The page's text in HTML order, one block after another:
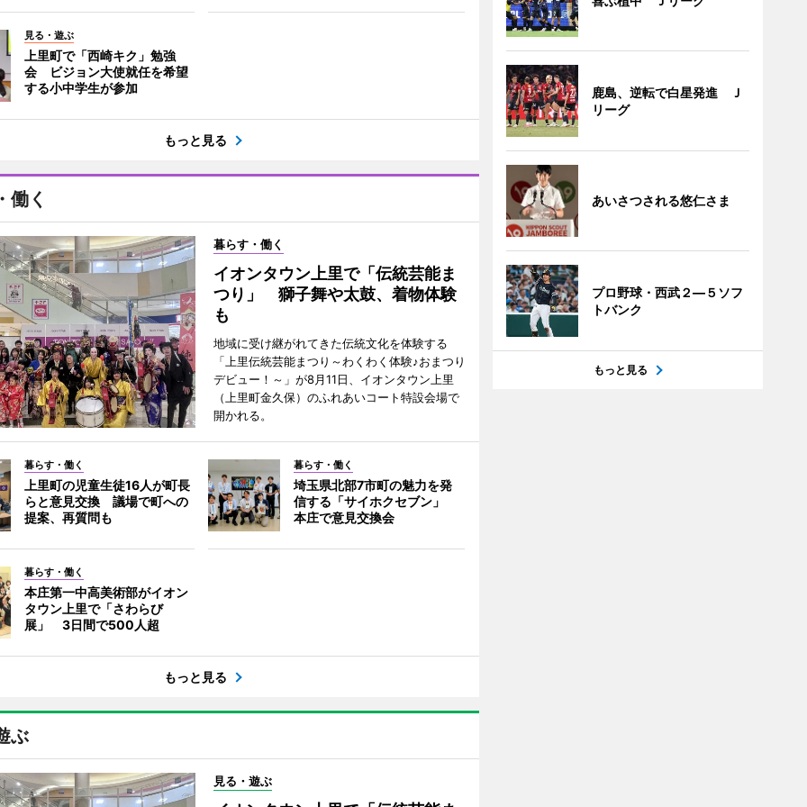
見る・遊ぶ
上里町で「西崎キク」勉強
会 ビジョン大使就任を希望
する小中学生が参加
もっと見る
働く
暮らす・働く
イオンタウン上里で「伝統芸能ま
つり」 獅子舞や太鼓、着物体験
も
地域に受け継がれてきた伝統文化を体験する
「上里伝統芸能まつり～わくわく体験♪おまつり
デビュー！～」が8月11日、イオンタウン上里
（上里町金久保）のふれあいコート特設会場で
開かれる。
暮らす・働く
上里町の児童生徒16人が町長
らと意見交換 議場で町への
提案、再質問も
暮らす・働く
埼玉県北部7市町の魅力を発
信する「サイホクセブン」
本庄で意見交換会
暮らす・働く
本庄第一中高美術部がイオン
タウン上里で「さわらび
展」 3日間で500人超
もっと見る
ぶ
見る・遊ぶ
鹿島、逆転で白星発進 Ｊ
リーグ
あいさつされる悠仁さま
プロ野球・西武２―５ソフ
トバンク
もっと見る